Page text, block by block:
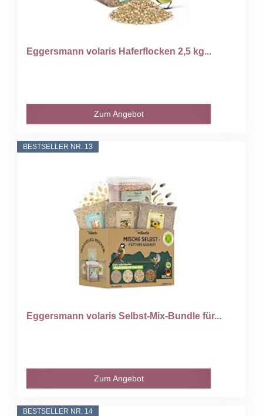
Eggersmann volaris Haferflocken 2,5 kg...
Zum Angebot
BESTSELLER NR. 13
Eggersmann volaris Selbst-Mix-Bundle für...
Zum Angebot
BESTSELLER NR. 14